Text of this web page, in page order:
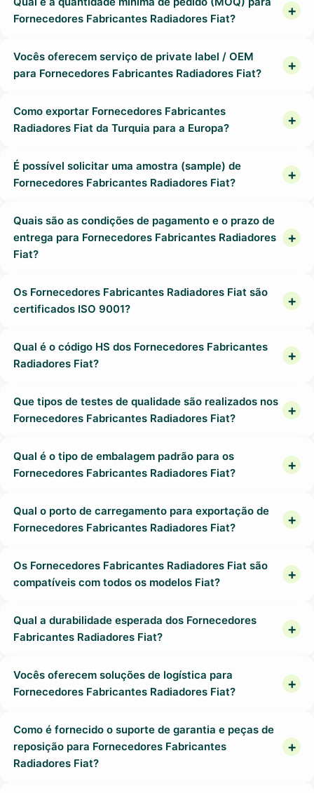
Fornecedores Fabricantes Radiadores Fiat?
Vocês oferecem serviço de private label / OEM
para Fornecedores Fabricantes Radiadores Fiat?
Como exportar Fornecedores Fabricantes
Radiadores Fiat da Turquia para a Europa?
É possível solicitar uma amostra (sample) de
Fornecedores Fabricantes Radiadores Fiat?
Quais são as condições de pagamento e o prazo de
entrega para Fornecedores Fabricantes Radiadores
Fiat?
Os Fornecedores Fabricantes Radiadores Fiat são
certificados ISO 9001?
Qual é o código HS dos Fornecedores Fabricantes
Radiadores Fiat?
Que tipos de testes de qualidade são realizados nos
Fornecedores Fabricantes Radiadores Fiat?
Qual é o tipo de embalagem padrão para os
Fornecedores Fabricantes Radiadores Fiat?
Qual o porto de carregamento para exportação de
Fornecedores Fabricantes Radiadores Fiat?
Os Fornecedores Fabricantes Radiadores Fiat são
compatíveis com todos os modelos Fiat?
Qual a durabilidade esperada dos Fornecedores
Fabricantes Radiadores Fiat?
Vocês oferecem soluções de logística para
Fornecedores Fabricantes Radiadores Fiat?
Como é fornecido o suporte de garantia e peças de
reposição para Fornecedores Fabricantes
Radiadores Fiat?